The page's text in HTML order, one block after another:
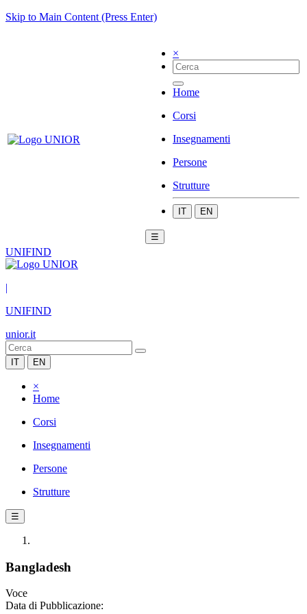
Skip to Main Content (Press Enter)
×
Home
Corsi
Insegnamenti
Persone
Strutture
IT EN
☰
UNIFIND
|
UNIFIND
unior.it
IT EN
×
Home
Corsi
Insegnamenti
Persone
Strutture
☰
Bangladesh
Voce
Data di Pubblicazione: